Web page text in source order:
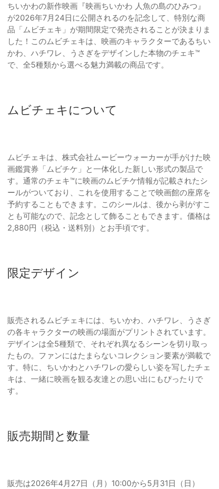
ちいかわの新作映画『映画ちいかわ 人魚の島のひみつ』
が2026年7月24日に公開されるのを記念して、特別な商
品「ムビチェキ」が期間限定で発売されることが決まりま
した！このムビチェキは、映画のキャラクターであるちい
かわ、ハチワレ、うさぎをデザインした本物のチェキ™️
で、全5種類から選べる魅力満載の商品です。
ムビチェキについて
ムビチェキは、株式会社ムービーウォーカーが手がけた映
画鑑賞券「ムビチケ」と一体化した新しい形式の製品で
す。通常のチェキ™️に映画のムビチケ情報が記載されたシ
ールがついており、これを使用することで映画館の座席を
予約することもできます。このシールは、後から剥がすこ
とも可能なので、記念として飾ることもできます。価格は
2,880円（税込・送料別）とお手頃です。
限定デザイン
販売されるムビチェキには、ちいかわ、ハチワレ、うさぎ
の各キャラクターの映画の場面がプリントされています。
デザインは全5種類で、それぞれ異なるシーンを切り取っ
たもの。ファンにはたまらないコレクション要素が満載で
す。特に、ちいかわとハチワレの愛らしい姿を写したチェ
キは、一緒に映画を観る友達との思い出にもぴったりで
す。
販売期間と数量
販売は2026年4月27日（月）10:00から5月31日（日）